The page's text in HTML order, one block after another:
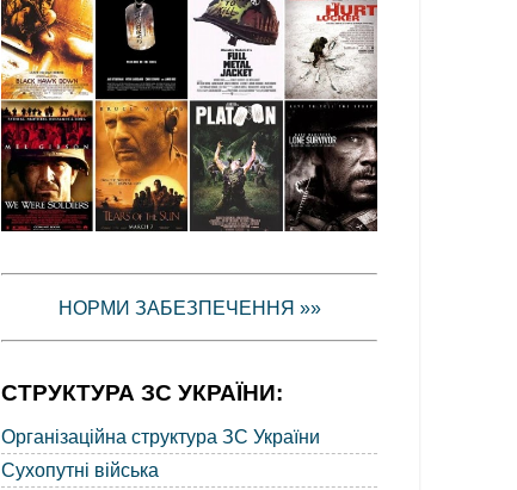
НОРМИ ЗАБЕЗПЕЧЕННЯ »»
СТРУКТУРА ЗС УКРАЇНИ:
Організаційна структура ЗС України
Сухопутні війська